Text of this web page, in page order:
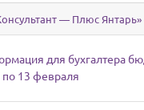
— Плюс Янтарь»
по записям
для бухгалтера
по 13 февраля